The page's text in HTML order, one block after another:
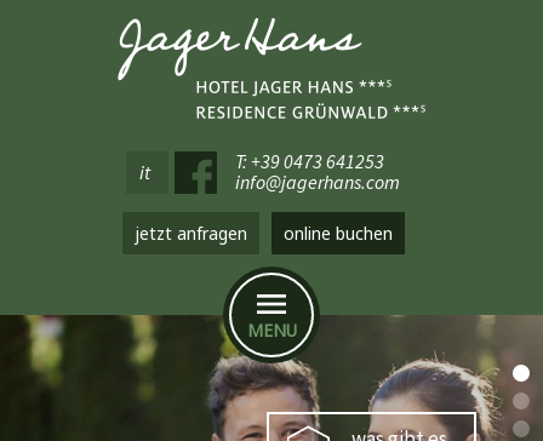
it
T: +39 0473 641253
info@jagerhans.com
jetzt anfragen online buchen
MENU